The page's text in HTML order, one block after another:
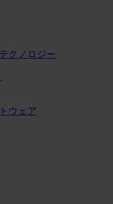
クノロジー
ウェア